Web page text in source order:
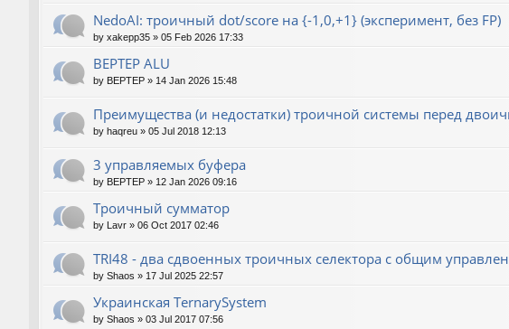
NedoAI: троичный dot/score на {-1,0,+1} (эксперимент, без FP)
by xakepp35 » 05 Feb 2026 17:33
BEPTEP ALU
by BEPTEP » 14 Jan 2026 15:48
Преимущества (и недостатки) троичной системы перед
by haqreu » 05 Jul 2018 12:13
3 управляемых буфера
by BEPTEP » 12 Jan 2026 09:16
Троичный сумматор
by Lavr » 06 Oct 2017 02:46
TRI48 - два сдвоенных троичных селектора с общим
by Shaos » 17 Jul 2025 22:57
Украинская TernarySystem
by Shaos » 03 Jul 2017 07:56